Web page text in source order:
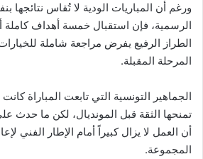
ورغم أن المباريات الودية لا تُقاس نتائجها
الرسمية، فإن استقبال خمسة أهداف كاملة
الطراز الرفيع يفرض مراجعة شاملة للخيارات
المرحلة المقبلة.
الجماهير التونسية التي تابعت المباراة
تمنحها الثقة قبل المونديال، لكن ما حدث
أن العمل لا يزال كبيراً أمام الإطار الفني
المجموعة.